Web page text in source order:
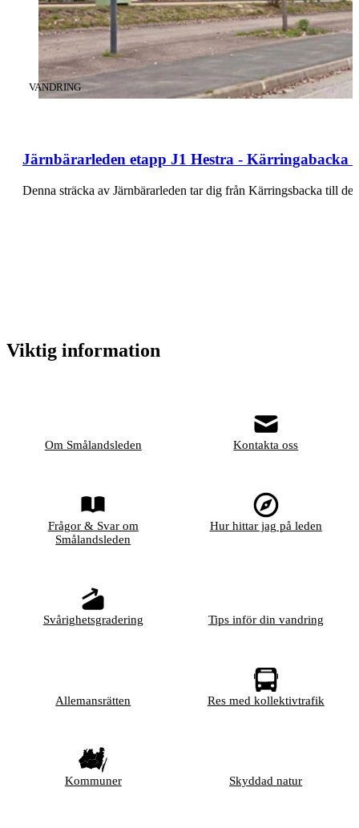
Järnbärarleden etapp J1 Hestra - Kärringabacka
KATEGORI:
VANDRING
Denna sträcka av Järnbärarleden tar dig från Kärringsbacka till
Viktig information
Om Smålandsleden Kontakta oss
Frågor & Svar om
Smålandsleden
Hur hittar jag på leden
Svårighetsgradering Tips inför din vandring
Allemansrätten Res med kollektivtrafik
Kommuner Skyddad natur